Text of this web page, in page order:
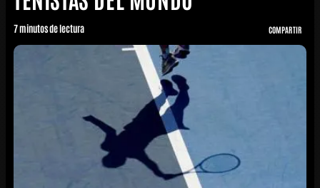
7 minutos de lectura COMPARTIR